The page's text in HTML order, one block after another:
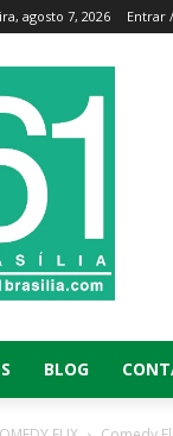
agosto 7, 2026 Entrar
BLOG